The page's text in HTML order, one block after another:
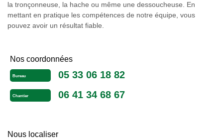
la tronçonneuse, la hache ou même une dessoucheuse. En
mettant en pratique les compétences de notre équipe, vous
pouvez avoir un résultat fiable.
Nos coordonnées
Bureau 05 33 06 18 82
Chantier 06 41 34 68 67
Nous localiser